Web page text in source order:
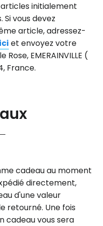
initialement
vous devez
article, adressez-
et envoyez votre
EMERAINVILLE (
France.
cadeau au moment
directement,
d'une valeur
retourné. Une fois
cadeau vous sera